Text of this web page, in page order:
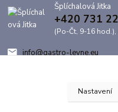
Šplíchalová Jitka
+420 731
(Po-Čt, 9-16
info@gastro-levne.eu
Nastavení